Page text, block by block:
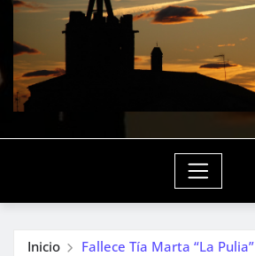
Inicio Fallece Tía Marta “La Pulia”